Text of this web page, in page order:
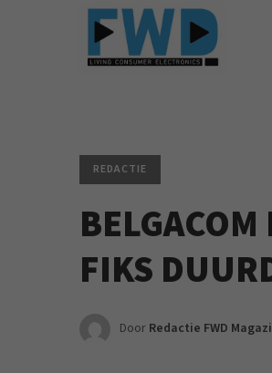
REDACTIE
FIKS
Door Redactie FWD